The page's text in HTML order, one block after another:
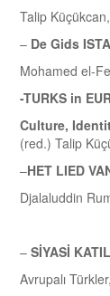
Talip
– De Gids
Mohamed el-
-TURKS in
Culture,
(red.) Talip
–HET LIED
Djalaluddin
–SİYASİ
Avrupalı